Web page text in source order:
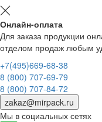
Онлайн-оплата
Для заказа продукции
отделом продаж любым
+7(495)669-68-38
8 (800) 707-69-79
8 (800) 707-84-72
zakaz@mirpack.ru
Мы в социальных сетях